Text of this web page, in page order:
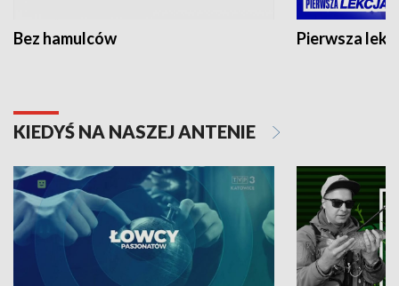
Bez hamulców Pierwsza
KIEDYŚ NA NASZEJ ANTENIE